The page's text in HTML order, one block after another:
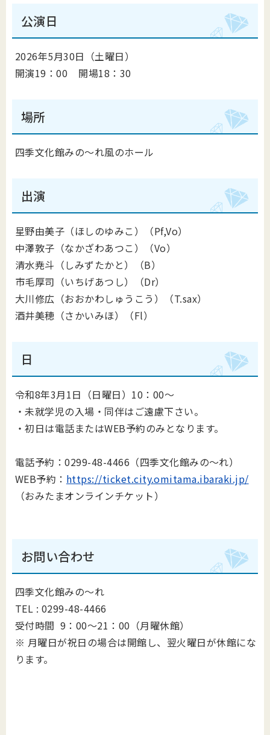
公演日
2026年5月30日（土曜日）
開演19：00 開場18：30
場所
四季文化館みの～れ風のホール
出演
星野由美子（ほしのゆみこ）（Pf,Vo）
中澤敦子（なかざわあつこ）（Vo）
清水尭斗（しみずたかと）（B）
市毛厚司（いちげあつし）（Dr）
大川修広（おおかわしゅうこう）（T.sax）
酒井美穂（さかいみほ）（Fl）
日
令和8年3月1日（日曜日）10：00～
・未就学児の入場・同伴はご遠慮下さい。
・初日は電話またはWEB予約のみとなります。
電話予約：0299-48-4466（四季文化館みの～れ）
WEB予約： https://ticket.city.omitama.ibaraki.jp/
（おみたまオンラインチケット）
お問い合わせ
四季文化館みの～れ
TEL : 0299-48-4466
受付時間 9：00～21：00（月曜休館）
※ 月曜日が祝日の場合は開館し、翌火曜日が休館にな
ります。